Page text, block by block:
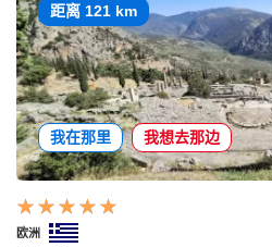
距离 121 km
我在那里 我想去那边
欧洲